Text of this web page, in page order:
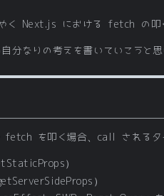
く Next.js における fetch の叩
分なりの考えを書いていこうと思
を叩く場合、call されるタ
）
）